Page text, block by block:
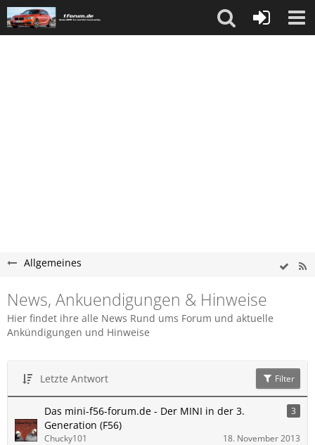
Allgemeines
News, Ankuendigungen & Hinweise
Hier findet ihre alle News Rund ums Forum und aktuelle
Ankündigungen und Hinweise
Letzte Antwort Filter
Das mini-f56-forum.de - Der MINI in der 3.
Generation (F56)
3
Chucky101 18. November 2013